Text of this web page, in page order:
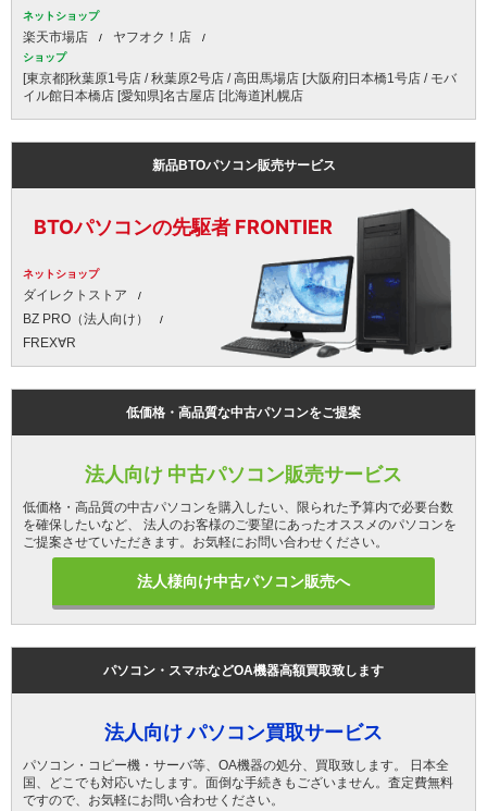
ネットショップ
楽天市場店 ヤフオク！店
ショップ
[東京都]秋葉原1号店 / 秋葉原2号店 / 高田馬場店 [大阪府]日本橋1号店 / モバ
イル館日本橋店 [愛知県]名古屋店 [北海道]札幌店
新品BTOパソコン販売サービス
BTOパソコンの先駆者 FRONTIER
ネットショップ
ダイレクトストア
BZ PRO（法人向け）
FREX∀R
低価格・高品質な中古パソコンをご提案
法人向け 中古パソコン販売サービス
低価格・高品質の中古パソコンを購入したい、限られた予算内で必要台数
を確保したいなど、 法人のお客様のご要望にあったオススメのパソコンを
ご提案させていただきます。お気軽にお問い合わせください。
法人様向け中古パソコン販売へ
パソコン・スマホなどOA機器高額買取致します
法人向け パソコン買取サービス
パソコン・コピー機・サーバ等、OA機器の処分、買取致します。 日本全
国、どこでも対応いたします。面倒な手続きもございません。査定費無料
ですので、お気軽にお問い合わせください。